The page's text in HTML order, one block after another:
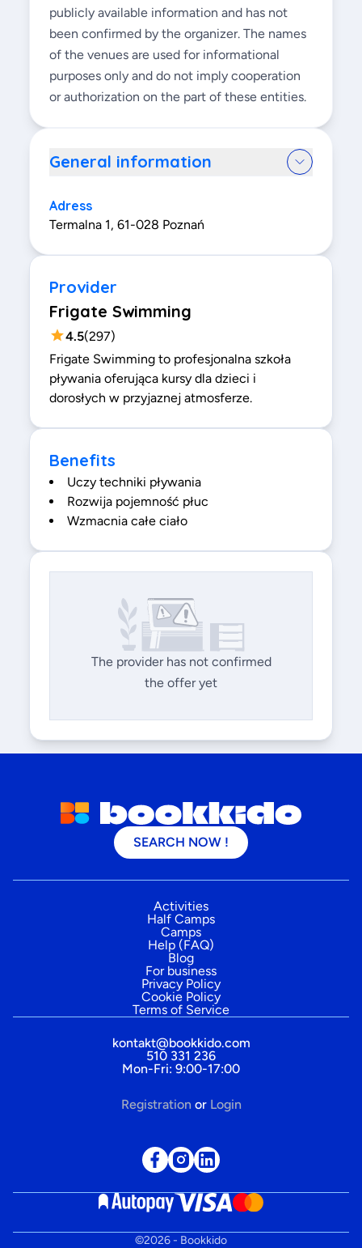
publicly available information and has not
been confirmed by the organizer. The names
of the venues are used for informational
purposes only and do not imply cooperation
or authorization on the part of these entities.
General information
Adress
Termalna 1, 61-028 Poznań
Provider
Frigate Swimming
4.5(297)
Frigate Swimming to profesjonalna szkoła
pływania oferująca kursy dla dzieci i
dorosłych w przyjaznej atmosferze.
Benefits
Uczy techniki pływania
Rozwija pojemność płuc
Wzmacnia całe ciało
The provider has not confirmed
the offer yet
SEARCH NOW !
Activities
Half Camps
Camps
Help (FAQ)
Blog
For business
Privacy Policy
Cookie Policy
Terms of Service
kontakt@bookkido.com
510 331 236
Mon-Fri: 9:00-17:00
Registration or Login
©2026- Bookkido